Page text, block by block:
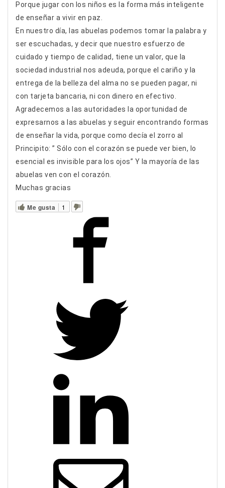
Porque jugar con los niños es la forma más inteligente
de enseñar a vivir en paz.
En nuestro día, las abuelas podemos tomar la palabra y
ser escuchadas, y decir que nuestro esfuerzo de
cuidado y tiempo de calidad, tiene un valor, que la
sociedad industrial nos adeuda, porque el cariño y la
entrega de la belleza del alma no se pueden pagar, ni
con tarjeta bancaria, ni con dinero en efectivo.
Agradecemos a las autoridades la oportunidad de
expresarnos a las abuelas y seguir encontrando formas
de enseñar la vida, porque como decía el zorro al
Principito: ” Sólo con el corazón se puede ver bien, lo
esencial es invisible para los ojos” Y la mayoría de las
abuelas ven con el corazón.
Muchas gracias
Me gusta 1